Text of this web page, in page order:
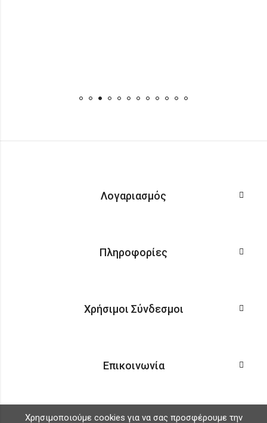
Λογαριασμός
Πληροφορίες
Χρήσιμοι Σύνδεσμοι
Επικοινωνία
Χρησιμοποιούμε cookies για να σας προσφέρουμε την